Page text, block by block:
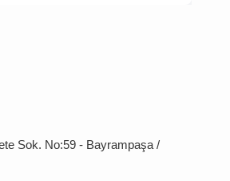
Sok. No:59 - Bayrampaşa /